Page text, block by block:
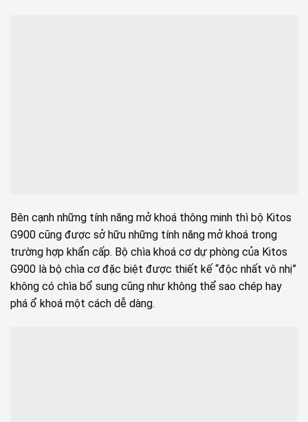
Bên cạnh những tính năng mở khoá thông minh thì bộ Kitos
G900 cũng được sở hữu những tính năng mở khoá trong
trường hợp khẩn cấp. Bộ chìa khoá cơ dự phòng của Kitos
G900 là bộ chìa cơ đặc biệt được thiết kế “độc nhất vô nhị”
không có chìa bổ sung cũng như không thể sao chép hay
phá ổ khoá một cách dễ dàng.